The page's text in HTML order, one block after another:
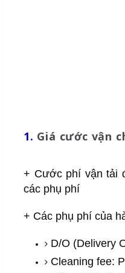
1. Giá cước vận
+ Cước phí vận tải
các phụ phí
+ Các phụ phí của
D/O (Delivery
Cleaning fee: